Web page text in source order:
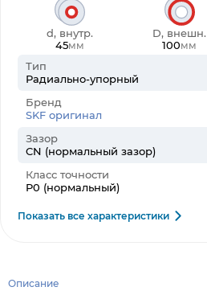
d, внутр.
45мм
D, внешн.
100мм
Тип
Радиально-упорный
Бренд
SKF оригинал
Зазор
CN (нормальный зазор)
Класс точности
P0 (нормальный)
Показать все характеристики
Описание